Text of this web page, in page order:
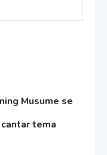
Musume se
tema